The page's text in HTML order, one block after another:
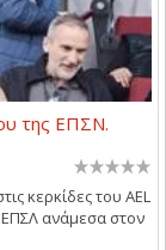
της ΕΠΣΝ.
κερκίδες του AEL
ΕΠΣΛ ανάμεσα στον